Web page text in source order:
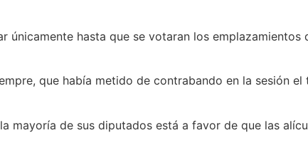
hasta que se votaran los emplazamientos
que había metido de contrabando en la sesión el
mayoría de sus diputados está a favor de que las